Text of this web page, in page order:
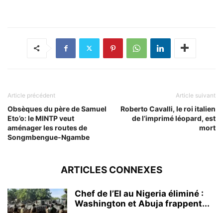
Article précédent
Obsèques du père de Samuel
Eto’o: le MINTP veut
aménager les routes de
Songmbengue-Ngambe
Article suivant
Roberto Cavalli, le roi italien
de l’imprimé léopard, est
mort
ARTICLES CONNEXES
Chef de l’EI au Nigeria éliminé :
Washington et Abuja frappent...